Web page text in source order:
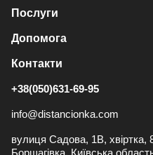
Послуги
Допомога
Контакти
+38(050)631-69-95
info@distancionka.com
вулиця Садова, 1В, хвіртка,
Борщагівка, Київська